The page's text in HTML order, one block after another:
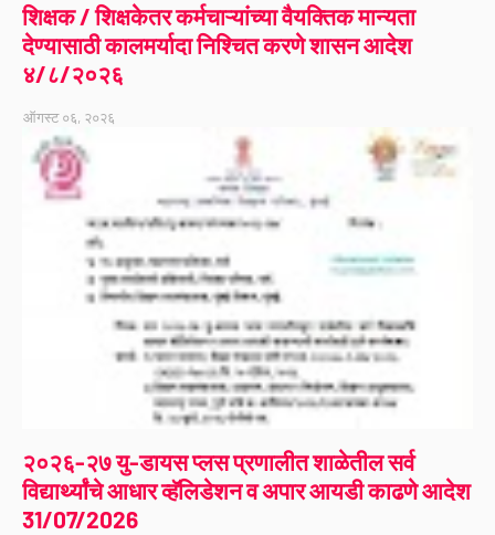
शिक्षक / शिक्षकेतर कर्मचाऱ्यांच्या वैयक्तिक मान्यता
देण्यासाठी कालमर्यादा निश्चित करणे शासन आदेश
४/८/२०२६
ऑगस्ट ०६, २०२६
२०२६-२७ यु-डायस प्लस प्रणालीत शाळेतील सर्व
विद्यार्थ्यांचे आधार व्हॅलिडेशन व अपार आयडी काढणे आदेश
31/07/2026